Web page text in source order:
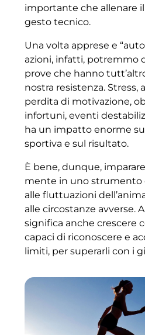
importante che allenare
gesto tecnico.
Una volta apprese e
azioni, infatti, potremmo
prove che hanno
nostra resistenza. Stress,
perdita di motivazione,
infortuni, eventi
ha un impatto enorme
sportiva e sul risultato.
È bene, dunque,
mente in uno strumento
alle fluttuazioni
alle circostanze avverse.
significa anche crescere
capaci di riconoscere e
limiti, per superarli con i